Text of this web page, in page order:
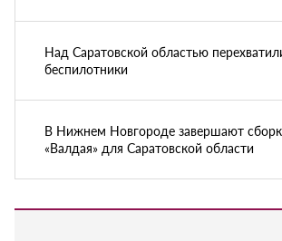
Над Саратовской областью
беспилотники
В Нижнем Новгороде завершают
«Валдая» для Саратовской области